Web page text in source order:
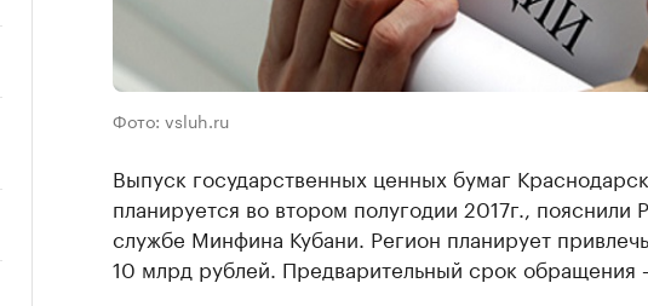
Фото: vsluh.ru
Выпуск государственных ценных бумаг
планируется во втором полугодии 2017г.,
службе Минфина Кубани. Регион планирует
10 млрд рублей. Предварительный срок обращения